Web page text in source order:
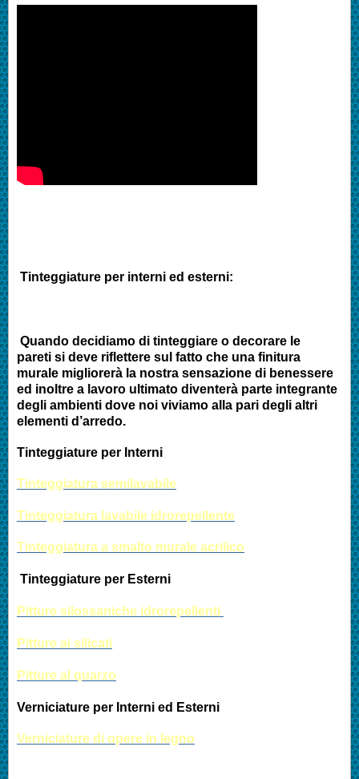
Tinteggiature per interni ed esterni:
Quando decidiamo di tinteggiare o decorare le
pareti si deve riflettere sul fatto che una finitura
murale migliorerà la nostra sensazione di benessere
ed inoltre a lavoro ultimato diventerà parte integrante
degli ambienti dove noi viviamo alla pari degli altri
elementi d’arredo.
Tinteggiature per Interni
Tinteggiatura semilavabile
Tinteggiatura lavabile idrorepellente
Tinteggiatura a smalto murale acrilico
Tinteggiature per Esterni
Pitture silossaniche idrorepellenti
Pitture ai silicati
Pitture al quarzo
Verniciature per Interni ed Esterni
Verniciature di opere in legno